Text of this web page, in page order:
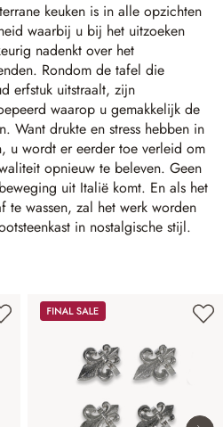
keuken is in alle opzichten
waarbij u bij het uitzoeken
nadenkt over het
Rondom de tafel die
erfstuk uitstraalt, zijn
waarop u gemakkelijk de
Want drukte en stress hebben in
u wordt er eerder toe verleid om
opnieuw te beleven. Geen
uit Italië komt. En als het
te wassen, zal het werk worden
in nostalgische stijl.
Sale